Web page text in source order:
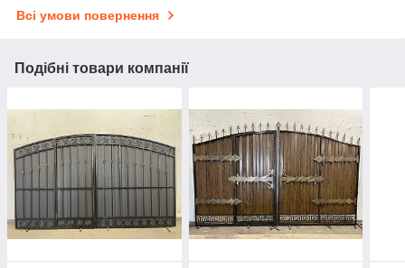
Всі умови повернення
Подібні товари компанії